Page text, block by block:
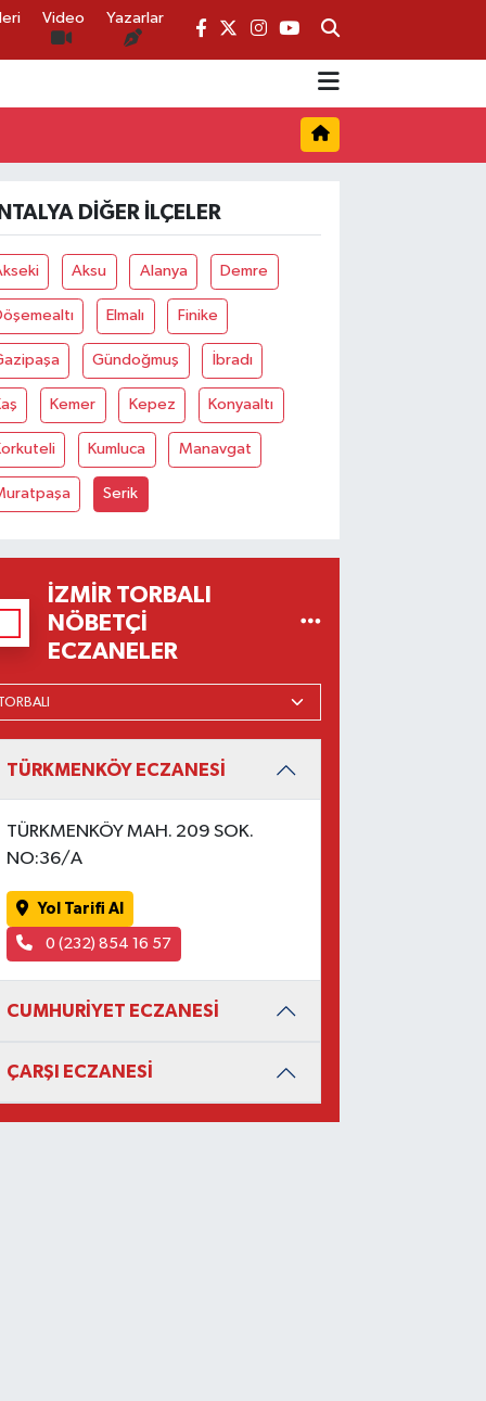
Video Yazarlar
DIĞER İLÇELER
Aksu Alanya Demre
Elmalı Finike
Gündoğmuş İbradı
Kemer Kepez Konyaaltı
Kumluca Manavgat
Serik
İZMIR TORBALI
NÖBETÇI
ECZANELER
TÜRKMENKÖY ECZANESİ
TÜRKMENKÖY MAH. 209 SOK.
NO:36/A
Yol Tarifi Al
0 (232) 854 16 57
CUMHURİYET ECZANESİ
ÇARŞI ECZANESİ